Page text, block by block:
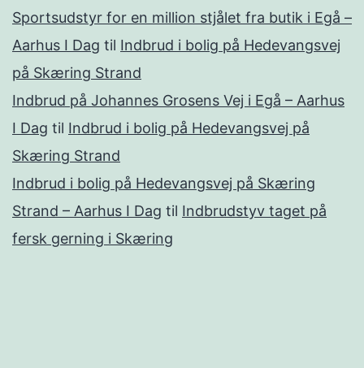
Sportsudstyr for en million stjålet fra butik i Egå –
Aarhus I Dag til Indbrud i bolig på Hedevangsvej
på Skæring Strand
Indbrud på Johannes Grosens Vej i Egå – Aarhus
I Dag til Indbrud i bolig på Hedevangsvej på
Skæring Strand
Indbrud i bolig på Hedevangsvej på Skæring
Strand – Aarhus I Dag til Indbrudstyv taget på
fersk gerning i Skæring